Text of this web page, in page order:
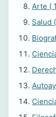
Arte (
Salud